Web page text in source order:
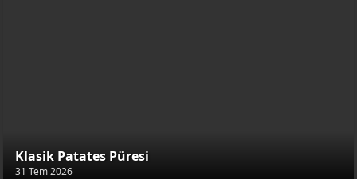
Klasik Patates Püresi
31 Tem 2026